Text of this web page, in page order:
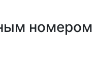
номером